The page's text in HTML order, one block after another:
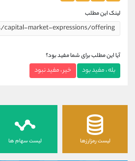
لینک این مطلب
آیا این مطلب برای شما مفید بود؟
بله ، مفید بود خیر ، مفید نبود
لیست رمزارزها لیست سهام ها